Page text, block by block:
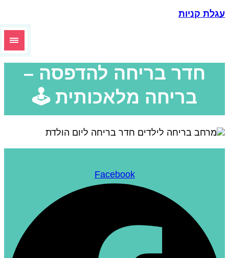
קניות
חדר בריחה להדפסה –
בריחה מלאכותית 🕹️
Facebook